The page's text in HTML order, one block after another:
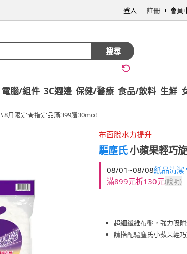
登入 註冊 會員
搜尋
電腦/組件 3C週邊 保健/醫療 食品/飲料 生鮮
\8月限定★指定品滿399贈30mo!
布面脫水力提升
驅塵氏小蘋果輕巧
08/01~08/08紙品清
滿899元折130元(說明)
超細纖維布盤，強力吸
請搭配驅塵氏小蘋果輕